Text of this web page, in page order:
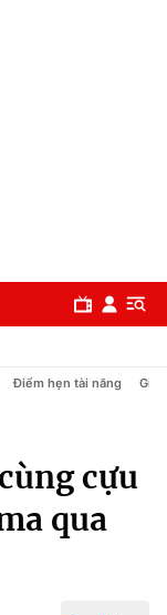
Điểm hẹn tài năng Giải
cựu
qua